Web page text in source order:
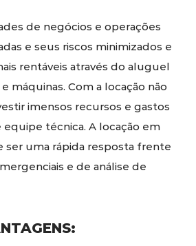
de negócios e operações
e seus riscos minimizados e
rentáveis através do aluguel
máquinas. Com a locação não
imensos recursos e gastos
técnica. A locação em
ser uma rápida resposta frente
e de análise de